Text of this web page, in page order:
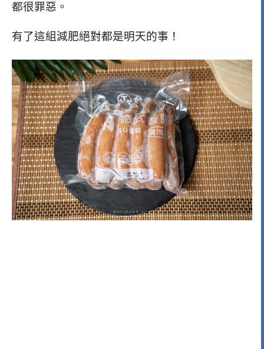
都很罪惡。
有了這組減肥絕對都是明天的事！